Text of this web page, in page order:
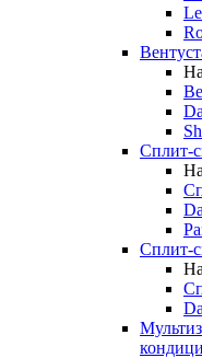
Сплит-
Сплит-